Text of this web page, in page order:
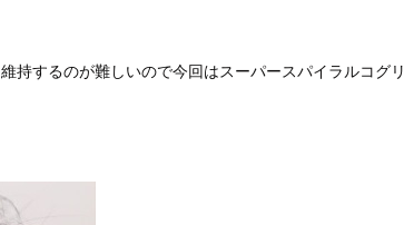
持するのが難しいので今回はスーパースパイラルコグリ